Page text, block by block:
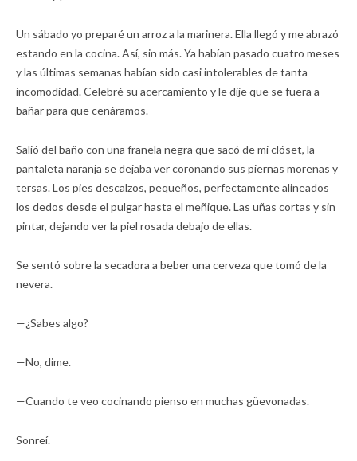
Un sábado yo preparé un arroz a la marinera. Ella llegó y me abrazó
estando en la cocina. Así, sin más. Ya habían pasado cuatro meses
y las últimas semanas habían sido casi intolerables de tanta
incomodidad. Celebré su acercamiento y le dije que se fuera a
bañar para que cenáramos.
Salió del baño con una franela negra que sacó de mi clóset, la
pantaleta naranja se dejaba ver coronando sus piernas morenas y
tersas. Los pies descalzos, pequeños, perfectamente alineados
los dedos desde el pulgar hasta el meñique. Las uñas cortas y sin
pintar, dejando ver la piel rosada debajo de ellas.
Se sentó sobre la secadora a beber una cerveza que tomó de la
nevera.
—¿Sabes algo?
—No, dime.
—Cuando te veo cocinando pienso en muchas güevonadas.
Sonreí.